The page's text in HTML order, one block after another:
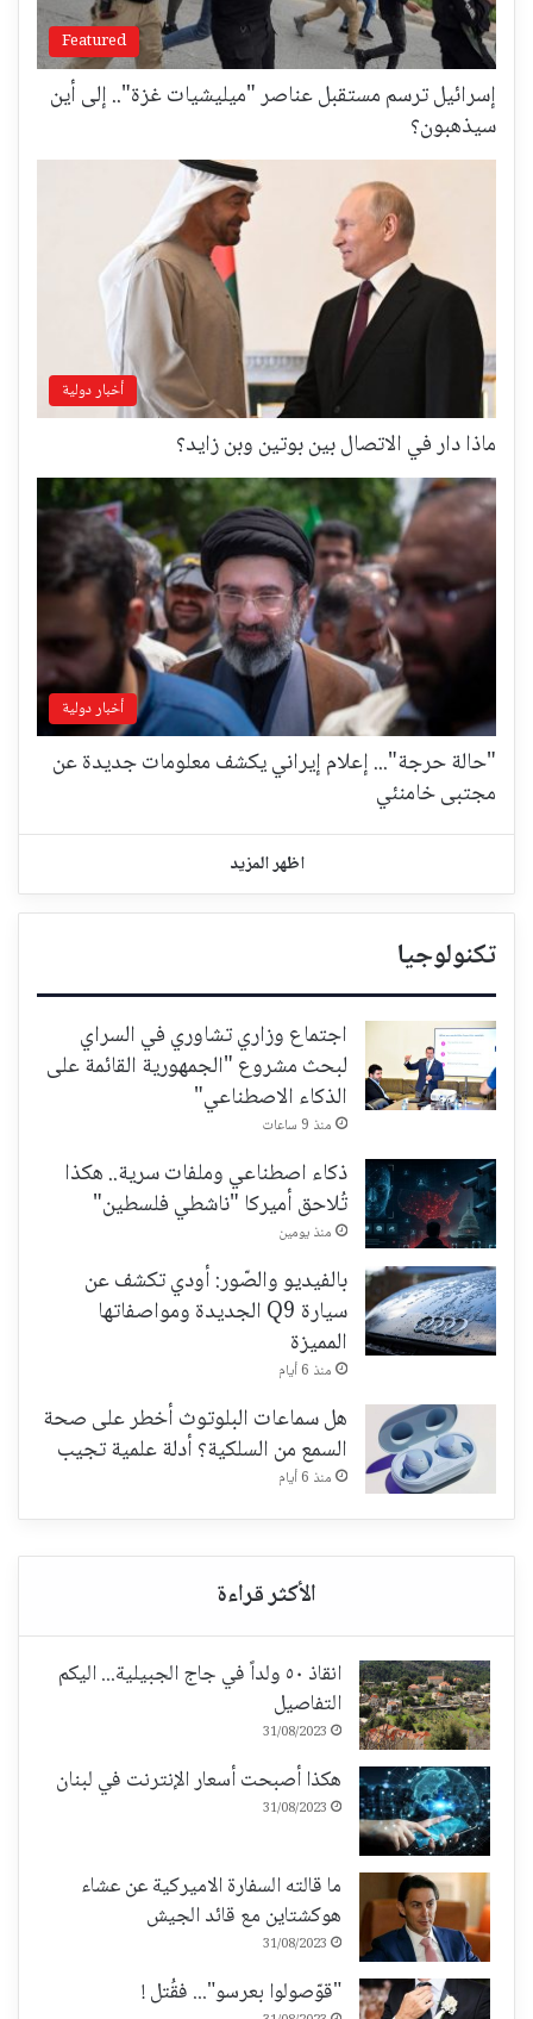
Featured
إسرائيل ترسم مستقبل عناصر "ميليشيات غزة".. إلى أين
سيذهبون؟
أخبار دولية
ماذا دار في الاتصال بين بوتين وبن زايد؟
أخبار دولية
"حالة حرجة"... إعلام إيراني يكشف معلومات جديدة عن
مجتبى خامنئي
اظهر المزيد
تكنولوجيا
اجتماع وزاري تشاوري في السراي
لبحث مشروع "الجمهورية القائمة على
الذكاء الاصطناعي"
منذ 9 ساعات
ذكاء اصطناعي وملفات سرية.. هكذا
تُلاحق أميركا "ناشطي فلسطين"
منذ يومين
بالفيديو والصّور: أودي تكشف عن
سيارة Q9 الجديدة ومواصفاتها
المميزة
منذ 6 أيام
هل سماعات البلوتوث أخطر على صحة
السمع من السلكية؟ أدلة علمية تجيب
منذ 6 أيام
انقاذ ٥٠ ولداً في جاج الجبيلية... اليكم
التفاصيل
31/08/2023
هكذا أصبحت أسعار الإنترنت في لبنان
31/08/2023
ما قالته السفارة الاميركية عن عشاء
هوكشتاين مع قائد الجيش
31/08/2023
"قوّصولوا بعرسو"... فقُتل !